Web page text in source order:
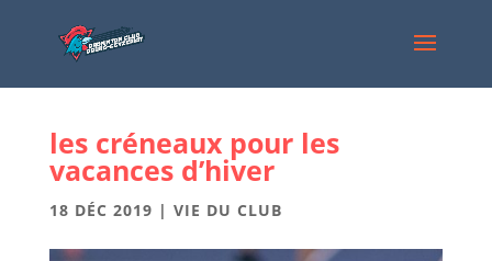
les créneaux pour les
vacances d’hiver
18 DÉC 2019 | VIE DU CLUB